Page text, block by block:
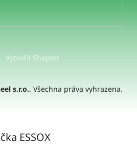
Vytvořil Shoptet
s.r.o.. Všechna práva vyhrazena.
ESSOX